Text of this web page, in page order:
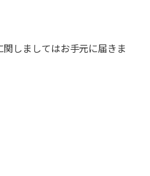
しましてはお手元に届きま